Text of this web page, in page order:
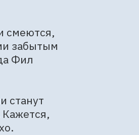
смеются,
забытым
Фил
станут